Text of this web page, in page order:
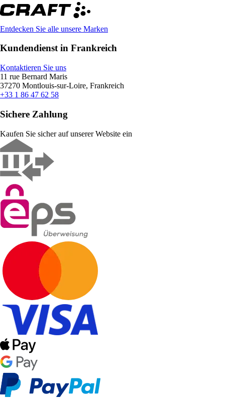
Entdecken Sie alle unsere Marken
Kundendienst in Frankreich
Kontaktieren Sie uns
11 rue Bernard Maris
37270 Montlouis-sur-Loire, Frankreich
+33 1 86 47 62 58
Sichere Zahlung
Kaufen Sie sicher auf unserer Website ein